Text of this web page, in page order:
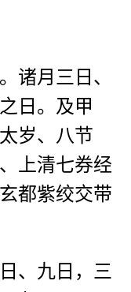
诸月三日、
日。及甲
岁、八节
上清七券经
都紫绞交带
、九日，三